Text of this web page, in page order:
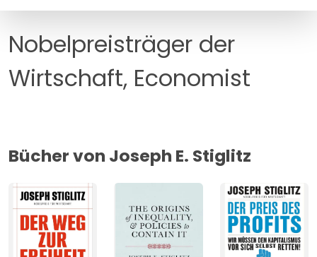
MANAGEMENT
Nobelpreisträger der
Wirtschaft, Economist
Bücher von Joseph E. Stiglitz